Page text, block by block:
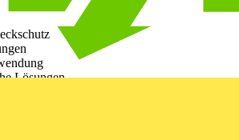
Lösungen
Elektroinstallation